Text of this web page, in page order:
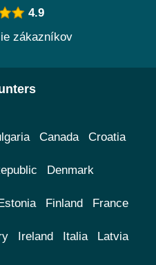
4.9
zákazníkov
Canada Croatia
Denmark
Estonia Finland France
Ireland Italia Latvia